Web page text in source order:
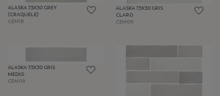
ALASKA 7,5X30 GREY
(CRAQUELE)
CEM18
ALASKA 7,5X30 GRIS
CLARO
CEM09
ALASKA 7,5X30 GRIS
MEDIO
CEM09